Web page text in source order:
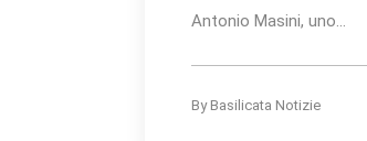
Antonio Masini, uno...
By Basilicata Notizie